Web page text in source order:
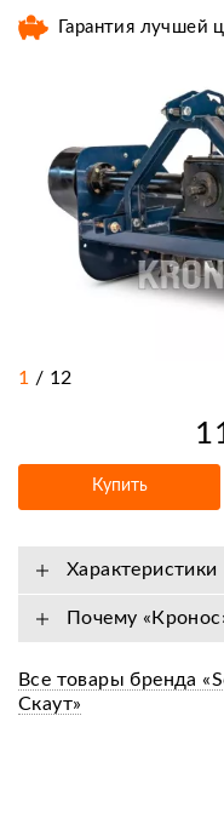
Гарантия лучшей
1 / 12
Купить
Характеристики
Почему
Все товары бренда
Скаут»